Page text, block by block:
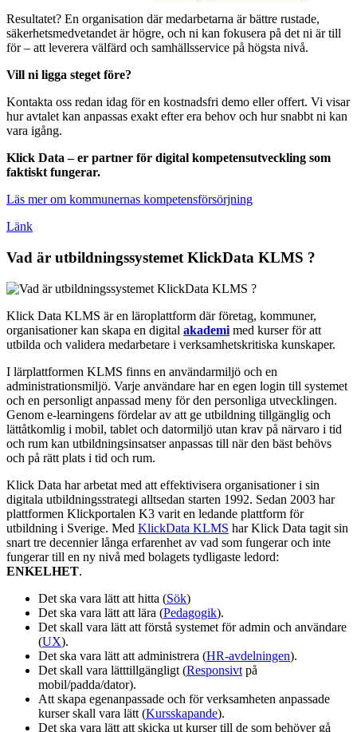
Resultatet? En organisation där medarbetarna är bättre rustade,
säkerhetsmedvetandet är högre, och ni kan fokusera på det ni är till
för – att leverera välfärd och samhällsservice på högsta nivå.
Vill ni ligga steget före?
Kontakta oss redan idag för en kostnadsfri demo eller offert. Vi visar
hur avtalet kan anpassas exakt efter era behov och hur snabbt ni kan
vara igång.
Klick Data – er partner för digital kompetensutveckling som
faktiskt fungerar.
Läs mer om kommunernas kompetensförsörjning
Länk
Vad är utbildningssystemet KlickData KLMS ?
Klick Data KLMS är en läroplattform där företag, kommuner,
organisationer kan skapa en digital akademi med kurser för att
utbilda och validera medarbetare i verksamhetskritiska kunskaper.
I lärplattformen KLMS finns en användarmiljö och en
administrationsmiljö. Varje användare har en egen login till systemet
och en personligt anpassad meny för den personliga utvecklingen.
Genom e-learningens fördelar av att ge utbildning tillgänglig och
lättåtkomlig i mobil, tablet och datormiljö utan krav på närvaro i tid
och rum kan utbildningsinsatser anpassas till när den bäst behövs
och på rätt plats i tid och rum.
Klick Data har arbetat med att effektivisera organisationer i sin
digitala utbildningsstrategi alltsedan starten 1992. Sedan 2003 har
plattformen Klickportalen K3 varit en ledande plattform för
utbildning i Sverige. Med KlickData KLMS har Klick Data tagit sin
snart tre decennier långa erfarenhet av vad som fungerar och inte
fungerar till en ny nivå med bolagets tydligaste ledord:
ENKELHET.
Det ska vara lätt att hitta (Sök)
Det ska vara lätt att lära (Pedagogik).
Det skall vara lätt att förstå systemet för admin och användare
(UX).
Det ska vara lätt att administrera (HR-avdelningen).
Det skall vara lätttillgängligt (Responsivt på
mobil/padda/dator).
Att skapa egenanpassade och för verksamheten anpassade
kurser skall vara lätt (Kursskapande).
Det ska vara lätt att skicka ut kurser till de som behöver gå